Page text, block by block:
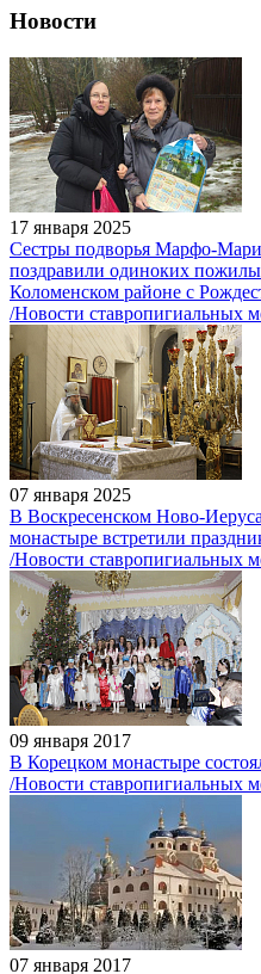
Новости
17 января 2025
Сестры подворья Марфо-
поздравили одиноких
Коломенском районе с
/Новости ставропигиальных
07 января 2025
В Воскресенском Ново-
монастыре встретили
/Новости ставропигиальных
09 января 2017
В Корецком монастыре
/Новости ставропигиальных
07 января 2017